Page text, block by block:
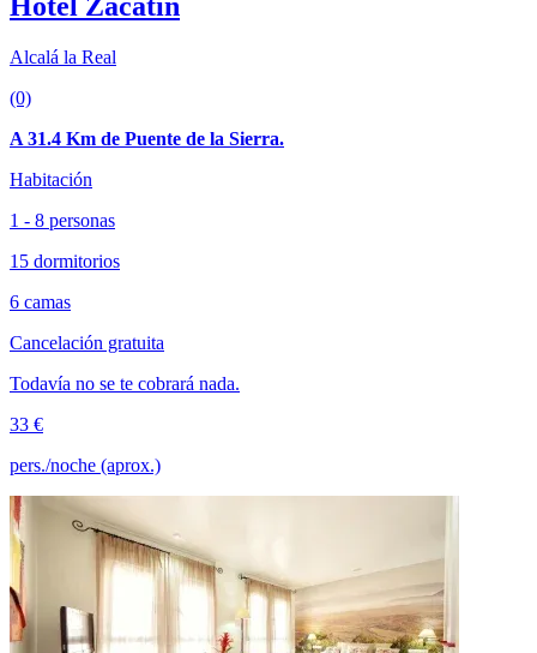
Hotel Zacatín
Alcalá la Real
(0)
A 31.4 Km de Puente de la Sierra.
Habitación
1 - 8 personas
15 dormitorios
6 camas
Cancelación gratuita
Todavía no se te cobrará nada.
33 €
pers./noche (aprox.)